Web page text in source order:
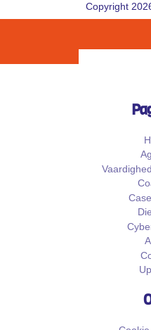
Copyright